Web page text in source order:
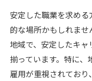
安定した職業を求め
的な場所かもしれま
地域で、安定したキ
揃っています。特に
雇用が重視されてお